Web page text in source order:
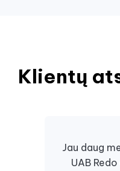
Klientų
Jau daug
UAB